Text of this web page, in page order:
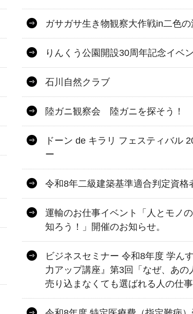
ガサガサ生き物観察大作戦in二色の
りんくう公園開設30周年記念イベ
石川自然クラブ
陸ガニ観察会 陸ガニを探そう！
ドーン de キラリ フェスティバル
ー
令和8年二級建築基準適合判定資格
運輸のお仕事イベント「人とモノ
知ろう！」開催のお知らせ。
ビジネスセミナー 令和8年度 学ん
力アップ講座』第3回「なぜ、あ
売り込まなくても選ばれる人の仕事